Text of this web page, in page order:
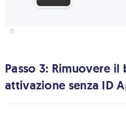
Passo 3: Rimuovere
attivazione senza ID